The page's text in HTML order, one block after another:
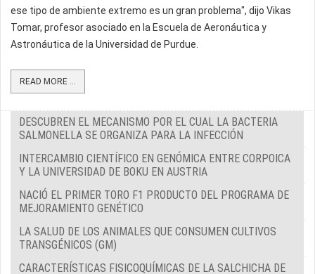
ese tipo de ambiente extremo es un gran problema", dijo Vikas
Tomar, profesor asociado en la Escuela de Aeronáutica y
Astronáutica de la Universidad de Purdue.
READ MORE ...
DESCUBREN EL MECANISMO POR EL CUAL LA BACTERIA
SALMONELLA SE ORGANIZA PARA LA INFECCIÓN
INTERCAMBIO CIENTÍFICO EN GENÓMICA ENTRE CORPOICA
Y LA UNIVERSIDAD DE BOKU EN AUSTRIA
NACIÓ EL PRIMER TORO F1 PRODUCTO DEL PROGRAMA DE
MEJORAMIENTO GENÉTICO
LA SALUD DE LOS ANIMALES QUE CONSUMEN CULTIVOS
TRANSGÉNICOS (GM)
CARACTERÍSTICAS FISICOQUÍMICAS DE LA SALCHICHA DE